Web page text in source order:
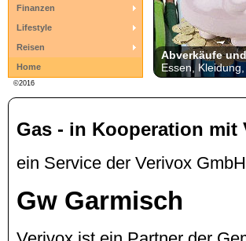
Finanzen
Lifestyle
Reisen
Home
©2016
Abverkäufe
Essen,
Gas - in Kooperation mit
ein Service der Verivox GmbH
Gw Garmisch